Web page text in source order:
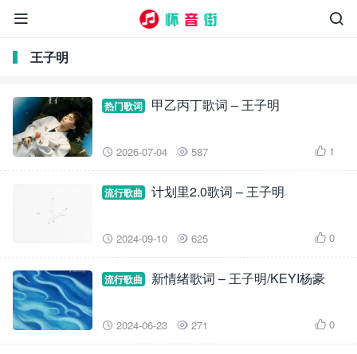


王子明
热门歌词 甲乙丙丁歌词 – 王子明
 2026-07-04  587  1
流行歌曲 计划里2.0歌词 – 王子明
 2024-09-10  625  0
流行歌曲 新情绪歌词 – 王子明/KEYI杨豪
 2024-06-23  271  0